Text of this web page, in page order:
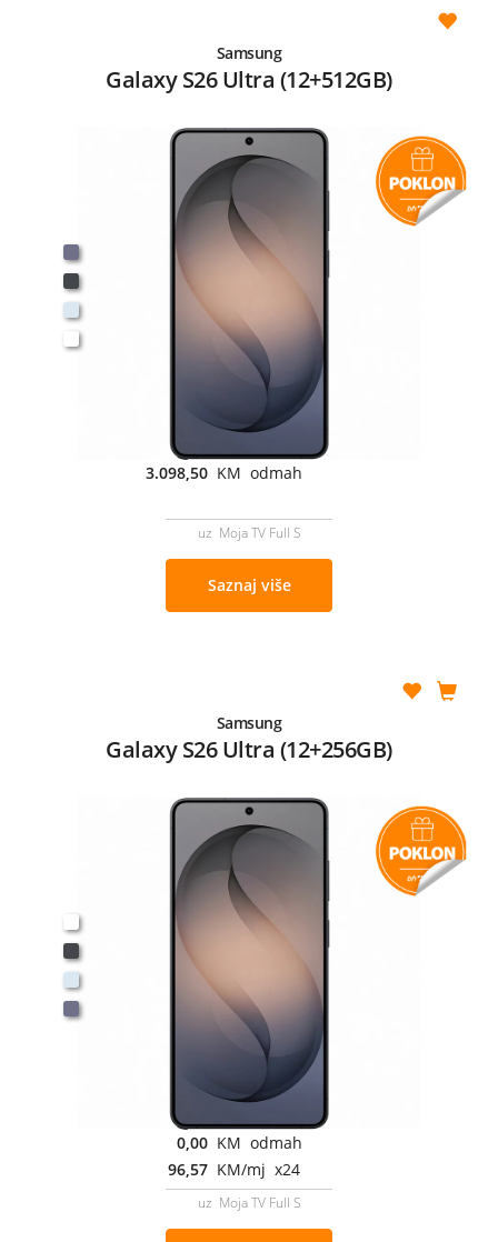
Samsung
Galaxy S26 Ultra (12+512GB)
3.098,50 KM odmah
uz Moja TV Full S
Saznaj više
Samsung
Galaxy S26 Ultra (12+256GB)
0,00 KM odmah
96,57 KM/mj x24
uz Moja TV Full S